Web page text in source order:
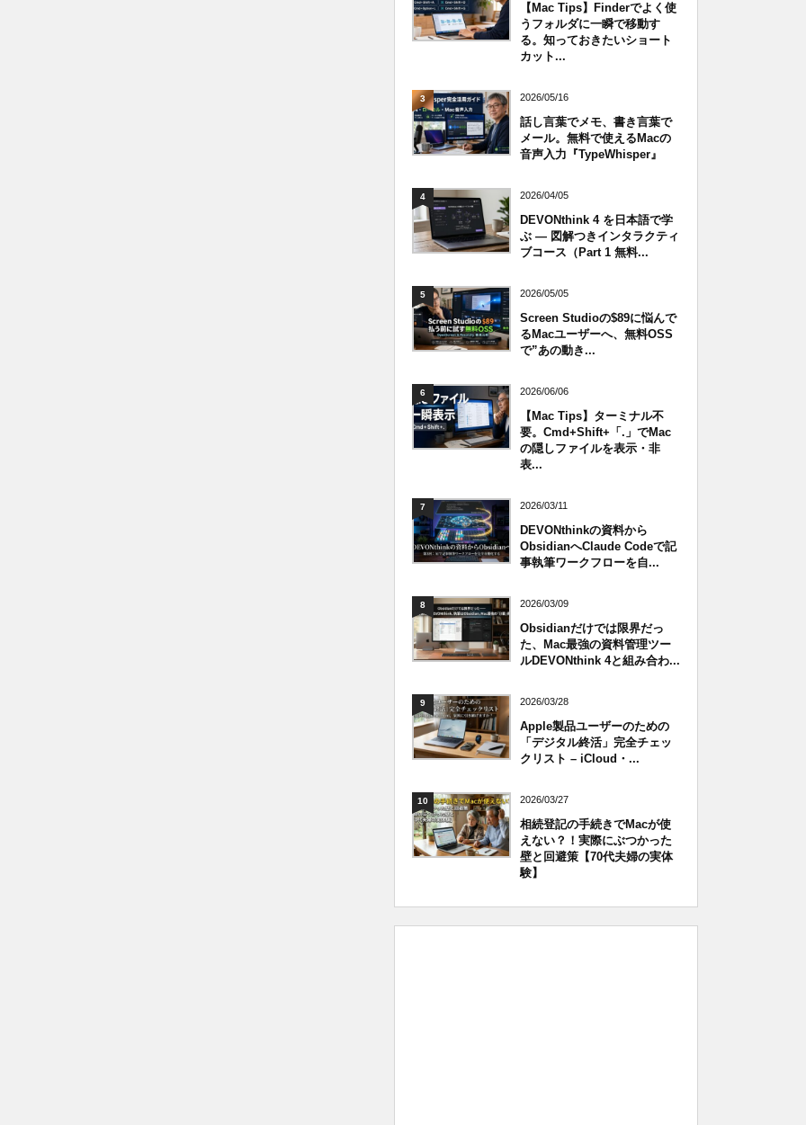
【Mac Tips】Finderでよく使
うフォルダに一瞬で移動す
る。知っておきたいショート
カット...
3 2026/05/16
話し言葉でメモ、書き言葉で
メール。無料で使えるMacの
音声入力『TypeWhisper』
4 2026/04/05
DEVONthink 4 を日本語で学
ぶ — 図解つきインタラクティ
ブコース（Part 1 無料...
5 2026/05/05
Screen Studioの$89に悩んで
るMacユーザーへ、無料OSS
で”あの動き...
6 2026/06/06
【Mac Tips】ターミナル不
要。Cmd+Shift+「.」でMac
の隠しファイルを表示・非
表...
7 2026/03/11
DEVONthinkの資料から
ObsidianへClaude Codeで記
事執筆ワークフローを自...
8 2026/03/09
Obsidianだけでは限界だっ
た、Mac最強の資料管理ツー
ルDEVONthink 4と組み合わ...
9 2026/03/28
Apple製品ユーザーのための
「デジタル終活」完全チェッ
クリスト – iCloud・...
10 2026/03/27
相続登記の手続きでMacが使
えない？！実際にぶつかった
壁と回避策【70代夫婦の実体
験】